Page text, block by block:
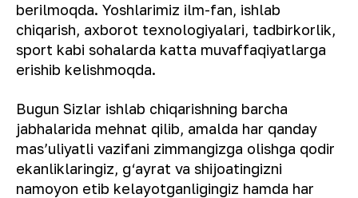
berilmoqda. Yoshlarimiz ilm-fan, ishlab
chiqarish, axborot texnologiyalari, tadbirkorlik,
sport kabi sohalarda katta muvaffaqiyatlarga
erishib kelishmoqda.
Bugun Sizlar ishlab chiqarishning barcha
jabhalarida mehnat qilib, amalda har qanday
masʼuliyatli vazifani zimmangizga olishga qodir
ekanliklaringiz, g‘ayrat va shijoatingizni
namoyon etib kelayotganligingiz hamda har